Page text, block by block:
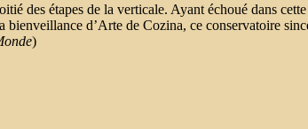
des étapes de la verticale. Ayant échoué dans
d’Arte de Cozina, ce conservatoire
)